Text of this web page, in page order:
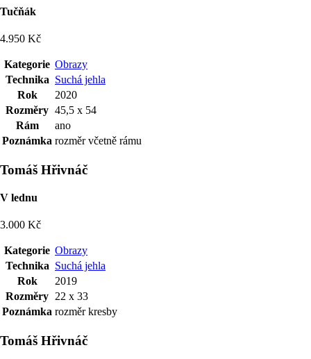
Tučňák
4.950 Kč
Kategorie Obrazy
Technika Suchá jehla
Rok
2020
Rozměry 45,5 x 54
Rám
ano
Poznámka rozměr včetně rámu
Tomáš Hřivnáč
V lednu
3.000 Kč
Kategorie Obrazy
Technika Suchá jehla
Rok
2019
Rozměry 22 x 33
Poznámka rozměr kresby
Tomáš Hřivnáč